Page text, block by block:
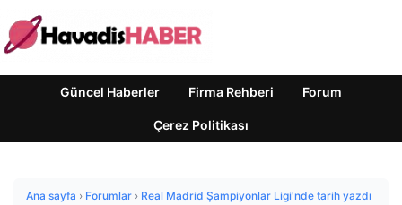
Güncel Haberler Firma Rehberi Forum
Çerez Politikası
Ana sayfa › Forumlar › Real Madrid Şampiyonlar Ligi'nde tarih yazdı